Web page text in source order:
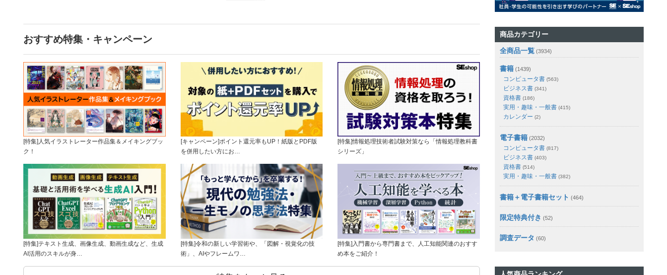
おすすめ特集・キャンペーン
[特集]人気イラストレーター作品集＆メイキングブッ
ク！
[キャンペーン]ポイント還元率もUP！紙版とPDF版
を併用したい方にお…
[特集]情報処理技術者試験対策なら「情報処理教科書
シリーズ」
[特集]テキスト生成、画像生成、動画生成など、生成
AI活用のスキルが身…
[特集]令和の新しい学習術や、「図解・視覚化の技
術」、AIやフレームワ…
[特集]入門書から専門書まで、人工知能関連のおすす
め本をご紹介！
商品カテゴリー
全商品一覧 (3934)
書籍 (1439)
コンピュータ書 (563)
ビジネス書 (341)
資格書 (186)
実用・趣味・一般書 (415)
カレンダー (2)
電子書籍 (2032)
コンピュータ書 (817)
ビジネス書 (403)
資格書 (514)
実用・趣味・一般書 (382)
書籍＋電子書籍セット (464)
限定特典付き (52)
調査データ (60)